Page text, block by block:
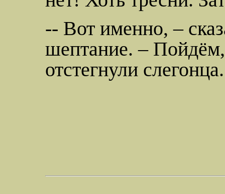
-- Вот именно, –
шептание. –
отстегнули слегонца